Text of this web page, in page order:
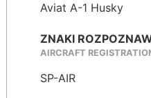
Aviat A-1 Husky
ZNAKI
AIRCRAFT
SP-AIR